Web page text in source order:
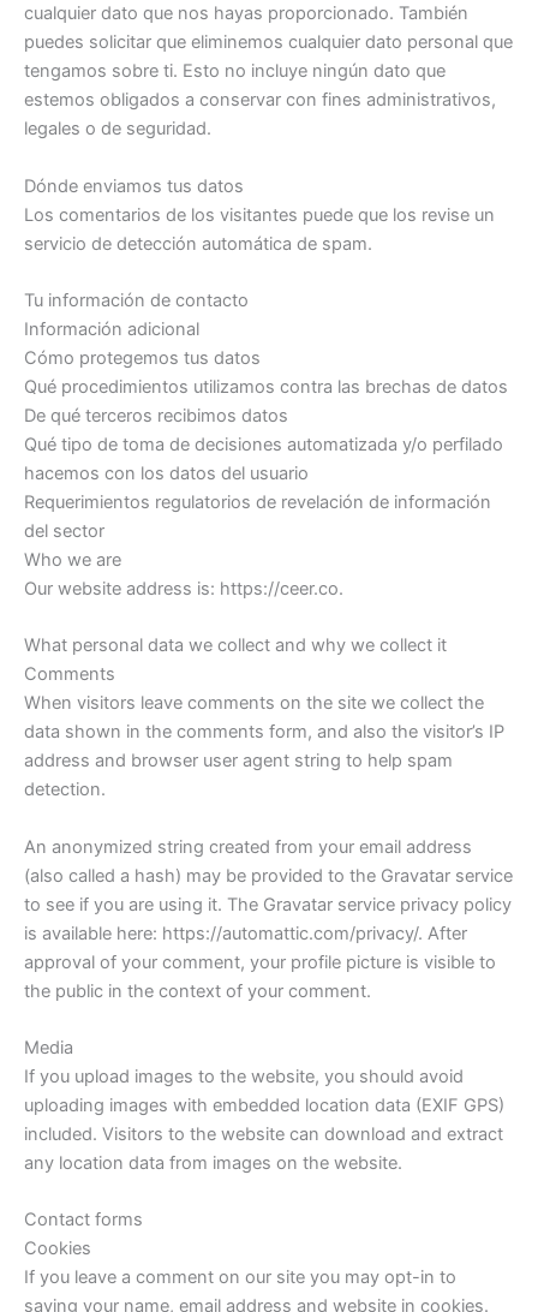
cualquier dato que nos hayas proporcionado. También
puedes solicitar que eliminemos cualquier dato personal que
tengamos sobre ti. Esto no incluye ningún dato que
estemos obligados a conservar con fines administrativos,
legales o de seguridad.
Dónde enviamos tus datos
Los comentarios de los visitantes puede que los revise un
servicio de detección automática de spam.
Tu información de contacto
Información adicional
Cómo protegemos tus datos
Qué procedimientos utilizamos contra las brechas de datos
De qué terceros recibimos datos
Qué tipo de toma de decisiones automatizada y/o perfilado
hacemos con los datos del usuario
Requerimientos regulatorios de revelación de información
del sector
Who we are
Our website address is: https://ceer.co.
What personal data we collect and why we collect it
Comments
When visitors leave comments on the site we collect the
data shown in the comments form, and also the visitor’s IP
address and browser user agent string to help spam
detection.
An anonymized string created from your email address
(also called a hash) may be provided to the Gravatar service
to see if you are using it. The Gravatar service privacy policy
is available here: https://automattic.com/privacy/. After
approval of your comment, your profile picture is visible to
the public in the context of your comment.
Media
If you upload images to the website, you should avoid
uploading images with embedded location data (EXIF GPS)
included. Visitors to the website can download and extract
any location data from images on the website.
Contact forms
Cookies
If you leave a comment on our site you may opt-in to
saving your name, email address and website in cookies.